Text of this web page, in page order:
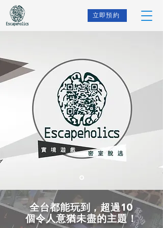
立即預約
全台都能玩到，超過10
個令人意猶未盡的主題！